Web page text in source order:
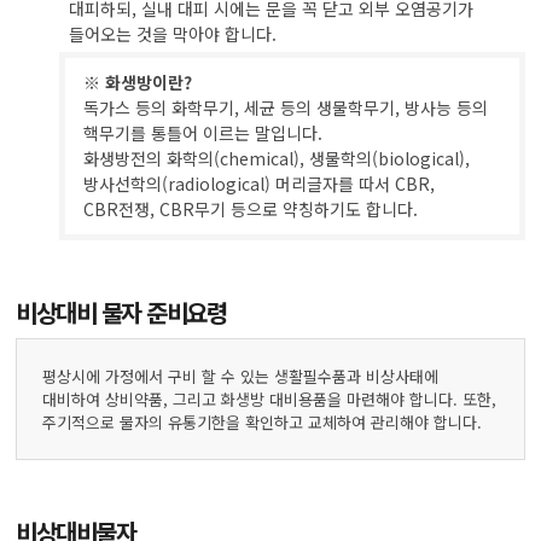
대피하되, 실내 대피 시에는 문을 꼭 닫고 외부 오염공기가
들어오는 것을 막아야 합니다.
※ 화생방이란?
독가스 등의 화학무기, 세균 등의 생물학무기, 방사능 등의
핵무기를 통틀어 이르는 말입니다.
화생방전의 화학의(chemical), 생물학의(biological),
방사선학의(radiological) 머리글자를 따서 CBR,
CBR전쟁, CBR무기 등으로 약칭하기도 합니다.
비상대비 물자 준비요령
평상시에 가정에서 구비 할 수 있는 생활필수품과 비상사태에
대비하여 상비약품, 그리고 화생방 대비용품을 마련해야 합니다. 또한,
주기적으로 물자의 유통기한을 확인하고 교체하여 관리해야 합니다.
비상대비물자